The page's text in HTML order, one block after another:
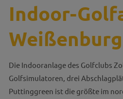
Indoor-
Weißenburg
Die Indooranlage des Golfclubs
Golfsimulatoren, drei
Puttinggreen ist die größte im